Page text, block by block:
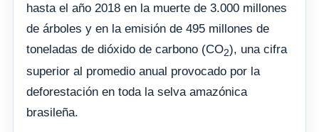
hasta el año 2018 en la muerte de 3.000 millones
de árboles y en la emisión de 495 millones de
toneladas de dióxido de carbono (CO2), una cifra
superior al promedio anual provocado por la
deforestación en toda la selva amazónica
brasileña.